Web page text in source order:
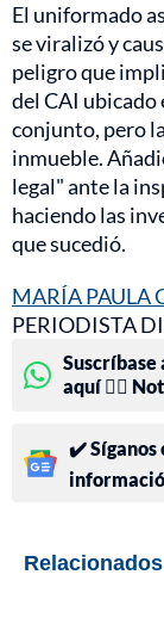
El uniformado
se viralizó y
peligro que
del CAI ubicado
conjunto, pero
inmueble.
legal" ante la
haciendo las
que sucedió.
MARÍA PAULA
PERIODISTA
Suscríbase
aquí 👉🏻
✔️ Síganos
Relacionados